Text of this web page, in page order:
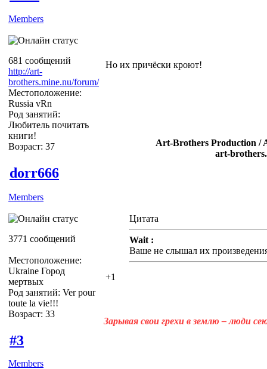
Members
681 сообщений
http://art-
brothers.mine.nu/forum/
Местоположение:
Russia vRn
Род занятий:
Любитель почитать
книги!
Возраст: 37
Но их причёски кроют!
Art-Brothers Production /
art-
dorr666
Members
3771 сообщений
Местоположение:
Ukraine Город
мертвых
Род занятий: Ver pour
toute la vie!!!
Возраст: 33
Цитата
Wait :
Ваше не слышал их
+1
Зарывая свои грехи в землю – люди
#3
Members